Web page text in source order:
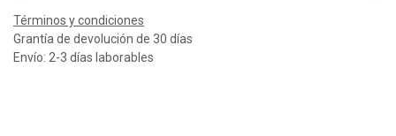
Términos y condiciones
Grantía de devolución de 30 días
Envío: 2-3 días laborables